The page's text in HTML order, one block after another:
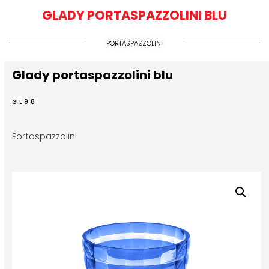
GLADY PORTASPAZZOLINI BLU
PORTASPAZZOLINI
Glady portaspazzolini blu
GL98
Portaspazzolini